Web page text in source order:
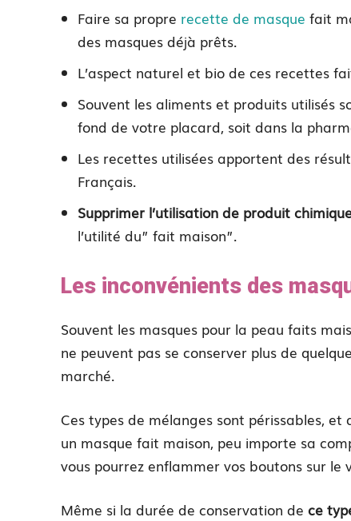
Faire sa propre recette de masque fait
des masques déjà prêts.
L’aspect naturel et bio de ces recettes
Souvent les aliments et produits utilisés
fond de votre placard, soit dans la
Les recettes utilisées apportent des
Français.
Supprimer l’utilisation de produit
l’utilité du” fait maison”.
Les inconvénients des
Souvent les masques pour la peau faits
ne peuvent pas se conserver plus de
marché.
Ces types de mélanges sont périssables,
un masque fait maison, peu importe sa
vous pourrez enflammer vos boutons sur
Même si la durée de conservation de ce